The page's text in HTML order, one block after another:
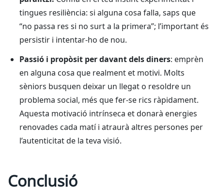
tingues resiliència: si alguna cosa falla, saps que
“no passa res si no surt a la primera”; l’important és
persistir i intentar-ho de nou.
Passió i propòsit per davant dels diners: emprèn
en alguna cosa que realment et motivi. Molts
sèniors busquen deixar un llegat o resoldre un
problema social, més que fer-se rics ràpidament.
Aquesta motivació intrínseca et donarà energies
renovades cada matí i atraurà altres persones per
l’autenticitat de la teva visió.
Conclusió